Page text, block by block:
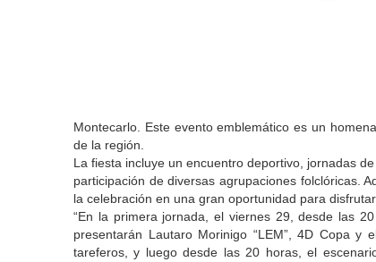
Montecarlo. Este evento emblemático es un
de la región.
La fiesta incluye un encuentro deportivo, jornadas
participación de diversas agrupaciones folclóricas.
la celebración en una gran oportunidad para
“En la primera jornada, el viernes 29, desde las
presentarán Lautaro Morinigo “LEM”, 4D Copa
tareferos, y luego desde las 20 horas, el